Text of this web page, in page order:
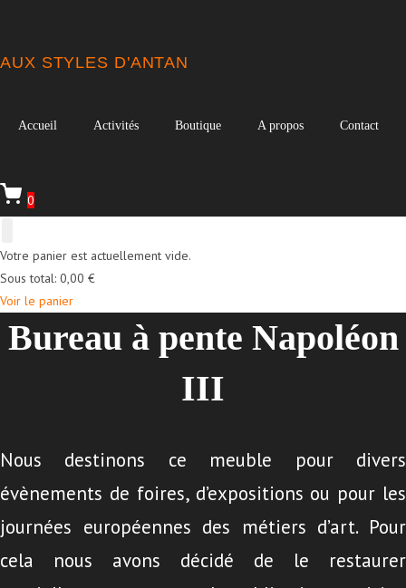
content
AUX STYLES D'ANTAN
Accueil Activités Boutique A propos Contact
0
Votre panier est actuellement vide.
Sous total: 0,00 €
Voir le panier
Bureau à pente Napoléon
III
Nous destinons ce meuble pour divers
évènements de foires, d’expositions ou pour les
journées européennes des métiers d’art. Pour
cela nous avons décidé de le restaurer